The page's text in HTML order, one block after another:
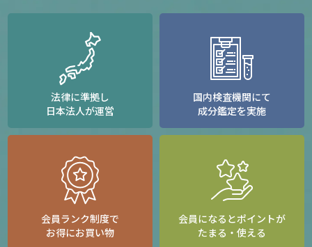
法律に準拠し
日本法人が運営
国内検査機関にて
成分鑑定を実施
会員ランク制度で
お得にお買い物
会員になるとポイントが
たまる・使える